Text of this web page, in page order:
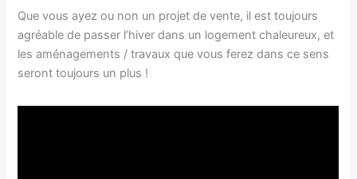
Que vous ayez ou non un projet de vente, il est toujours
agréable de passer l’hiver dans un logement chaleureux, et
les aménagements / travaux que vous ferez dans ce sens
seront toujours un plus !